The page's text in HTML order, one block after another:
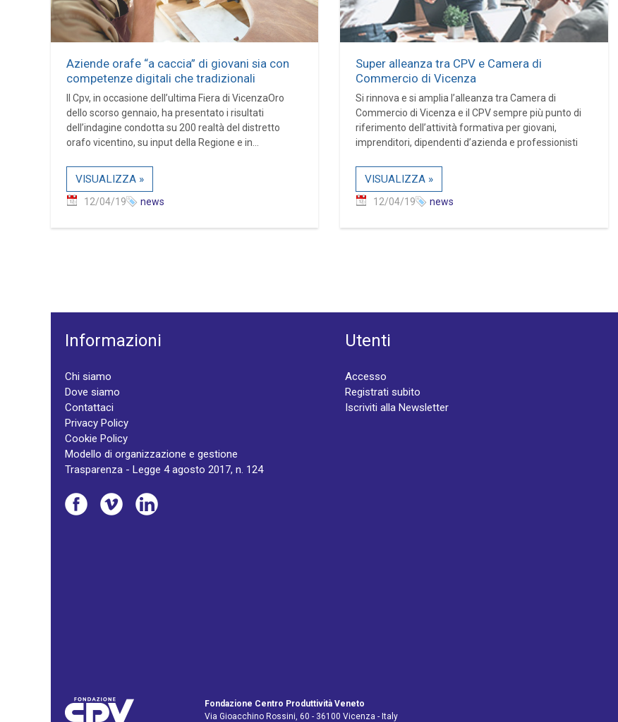
Aziende orafe “a caccia” di giovani sia con
competenze digitali che tradizionali
Il Cpv, in occasione dell’ultima Fiera di VicenzaOro
dello scorso gennaio, ha presentato i risultati
dell’indagine condotta su 200 realtà del distretto
orafo vicentino, su input della Regione e in...
VISUALIZZA »
12/04/19 news
Super alleanza tra CPV e Camera di
Commercio di Vicenza
Si rinnova e si amplia l’alleanza tra Camera di
Commercio di Vicenza e il CPV sempre più punto di
riferimento dell’attività formativa per giovani,
imprenditori, dipendenti d’azienda e professionisti
VISUALIZZA »
12/04/19 news
Informazioni
Chi siamo
Dove siamo
Contattaci
Privacy Policy
Cookie Policy
Modello di organizzazione e gestione
Trasparenza - Legge 4 agosto 2017, n. 124
Utenti
Accesso
Registrati subito
Iscriviti alla Newsletter
Fondazione Centro Produttività Veneto
Via Gioacchino Rossini, 60 - 36100 Vicenza - Italy